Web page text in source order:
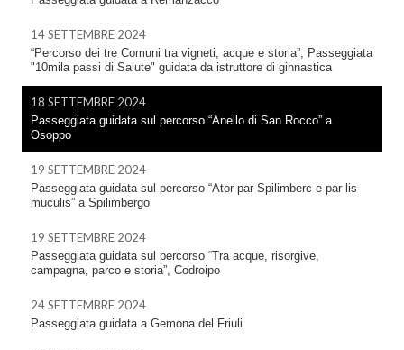
14 SETTEMBRE 2024
“Percorso dei tre Comuni tra vigneti, acque e storia”, Passeggiata
"10mila passi di Salute" guidata da istruttore di ginnastica
18 SETTEMBRE 2024
Passeggiata guidata sul percorso “Anello di San Rocco” a
Osoppo
19 SETTEMBRE 2024
Passeggiata guidata sul percorso “Ator par Spilimberc e par lis
muculis” a Spilimbergo
19 SETTEMBRE 2024
Passeggiata guidata sul percorso “Tra acque, risorgive,
campagna, parco e storia”, Codroipo
24 SETTEMBRE 2024
Passeggiata guidata a Gemona del Friuli